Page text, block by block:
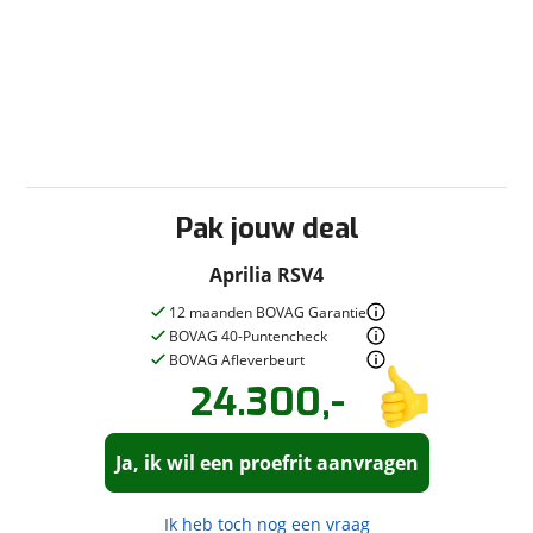
Pak jouw deal
Aprilia RSV4
12 maanden BOVAG Garantie
BOVAG 40-Puntencheck
BOVAG Afleverbeurt
24.300,-
Ja, ik wil een proefrit aanvragen
Vraag eenproefrit
aan!
Goedhart Motoren neemt snel
contact met je op om een proefrit in
Ik heb toch nog een vraag
Stel eenvraag!
Goedhart Motoren neemt snel
contact met je op om je vraag te
beantwoorden.